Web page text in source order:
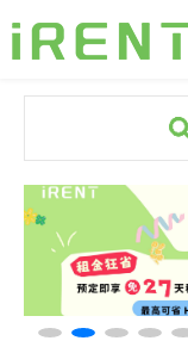
新闻资讯
关于我们
常见问题